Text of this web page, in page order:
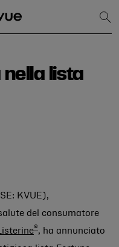
nella lista
KVUE),
del consumatore
® , ha annunciato